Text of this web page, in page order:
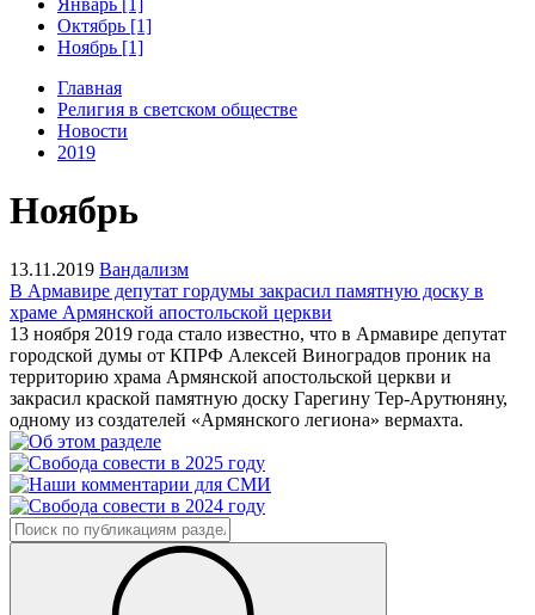
Январь [1]
Октябрь [1]
Ноябрь [1]
Главная
Религия в светском обществе
Новости
2019
Ноябрь
13.11.2019 Вандализм
В Армавире депутат гордумы закрасил памятную доску в
храме Армянской апостольской церкви
13 ноября 2019 года стало известно, что в Армавире депутат
городской думы от КПРФ Алексей Виноградов проник на
территорию храма Армянской апостольской церкви и
закрасил краской памятную доску Гарегину Тер-Арутюняну,
одному из создателей «Армянского легиона» вермахта.